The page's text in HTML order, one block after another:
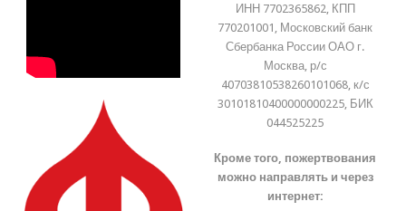
ИНН 7702365862, КПП
770201001, Московский банк
Сбербанка России ОАО г.
Москва, р/с
40703810538260101068, к/с
30101810400000000225, БИК
044525225
Кроме того, пожертвования
можно направлять и через
интернет: